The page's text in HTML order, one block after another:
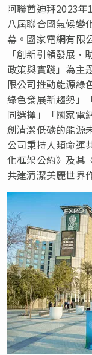
阿聯酋迪拜2023
八屆聯合國氣候變
幕。國家電網有限
「創新引領發展
政策與實踐」為主
限公司推動能源綠
綠色發展新趨勢」
同選擇」「國家電
創清潔低碳的能源
公司秉持人類命運
化框架公約》及其
共建清潔美麗世界